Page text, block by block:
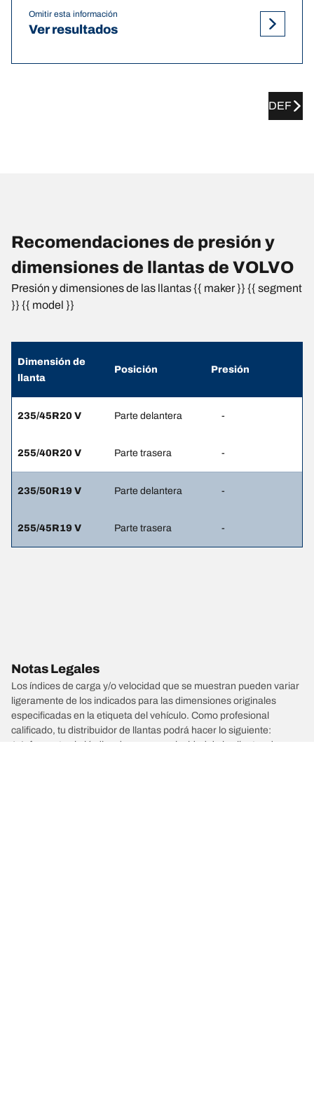
Omitir esta información
Ver resultados
DEF
Recomendaciones de presión y
dimensiones de llantas de VOLVO
Presión y dimensiones de las llantas {{ maker }} {{ segment
}} {{ model }}
Dimensión de
llanta
Posición Presión
235/45R20 V Parte delantera -
255/40R20 V Parte trasera -
235/50R19 V Parte delantera -
255/45R19 V Parte trasera -
Notas Legales
Los índices de carga y/o velocidad que se muestran pueden variar
ligeramente de los indicados para las dimensiones originales
especificadas en la etiqueta del vehículo. Como profesional
calificado, tu distribuidor de llantas podrá hacer lo siguiente:
1. Informarte si el índice de carga o velocidad de las llantas de